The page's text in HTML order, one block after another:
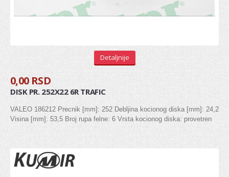
REMENICA
Remenica alternatora
Remenica PK kaisa
Remenica radilice
LANCI I LANČANICI
PUMPA ZA ULJE
VENTIL, ODUŠAK BLOKA MOTORA
Detaljnije
0,00 RSD
DISK PR. 252X22 6R TRAFIC
VALEO 186212 Precnik [mm]: 252 Debljina kocionog diska [mm]: 24,2
Visina [mm]: 53,5 Broj rupa felne: 6 Vrsta kocionog diska: provetren